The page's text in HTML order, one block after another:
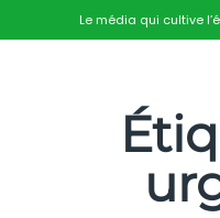
Le média qui cultive